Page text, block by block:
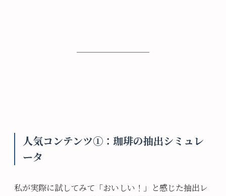
─────────
人気コンテンツ①：珈琲の抽出シミュレ
ータ
私が実際に試してみて「おいしい！」と感じた抽出レ